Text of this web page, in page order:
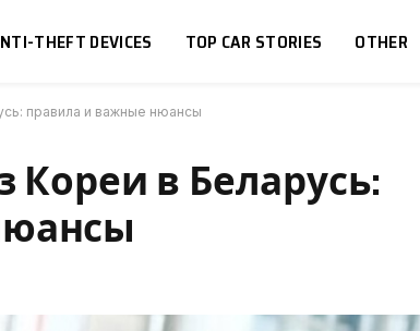
THEFT DEVICES TOP CAR STORIES OTHER
правила и важные нюансы
Кореи в Беларусь: